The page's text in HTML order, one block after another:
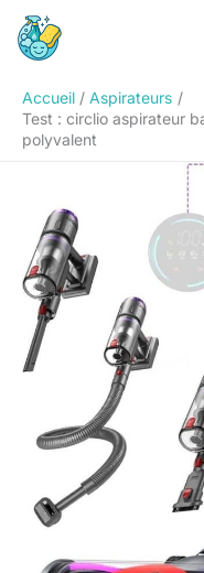
Aller
Accueil
Aspirateurs
Test : circlio aspirateur
polyvalent
Rechercher